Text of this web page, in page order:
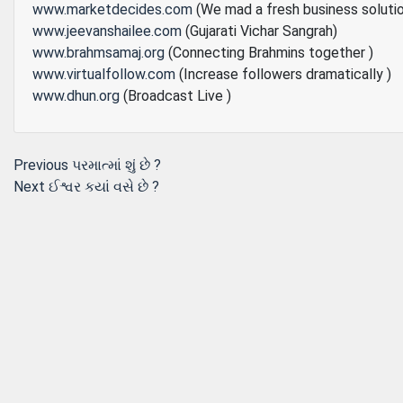
www.marketdecides.com (We mad a fresh business
www.jeevanshailee.com (Gujarati Vichar Sangrah)
www.brahmsamaj.org (Connecting Brahmins together )
www.virtualfollow.com (Increase followers dramatically )
www.dhun.org (Broadcast Live )
Post
Previous Previous
post:
પરમાત્માં શું છે ?
Next Next
ઈશ્વર કયાં વસે છે ?